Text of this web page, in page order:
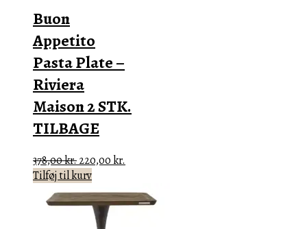
Buon
Appetito
Pasta Plate –
Riviera
Maison 2 STK.
TILBAGE
378,00kr.Den
oprindelige
pris
var:
378,00 kr..
220,00kr.
pris
er:
Tilføj til kurv